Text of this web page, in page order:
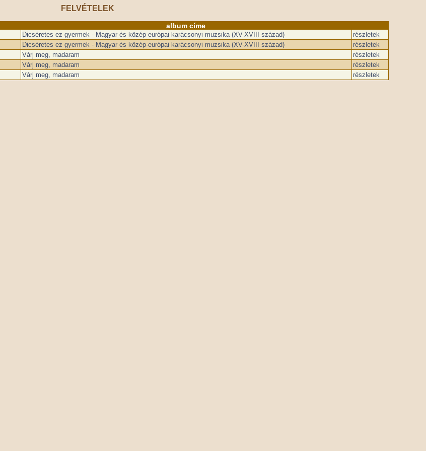
FELVÉTELEK
album címe
Dicséretes ez gyermek - Magyar és közép-európai karácsonyi muzsika (XV-XVIII század)
részletek
Dicséretes ez gyermek - Magyar és közép-európai karácsonyi muzsika (XV-XVIII század)
részletek
Várj meg, madaram
részletek
Várj meg, madaram
részletek
Várj meg, madaram részletek